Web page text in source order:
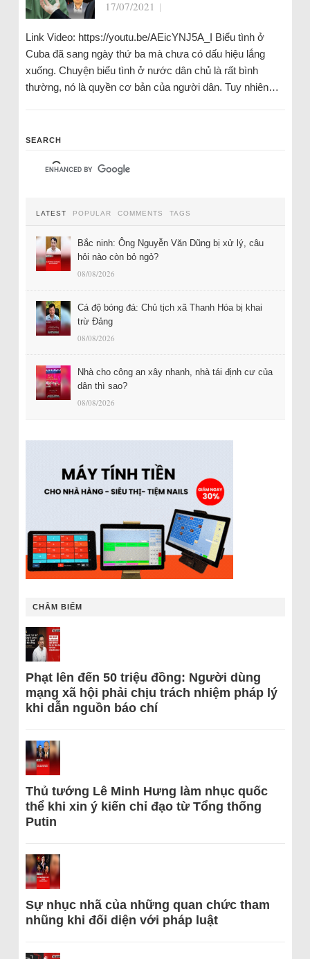
17/07/2021 |
Link Video: https://youtu.be/AEicYNJ5A_I Biểu tình ở
Cuba đã sang ngày thứ ba mà chưa có dấu hiệu lắng
xuống. Chuyện biểu tình ở nước dân chủ là rất bình
thường, nó là quyền cơ bản của người dân. Tuy nhiên…
SEARCH
LATEST POPULAR COMMENTS TAGS
Bắc ninh: Ông Nguyễn Văn Dũng bị xử lý, câu
hỏi nào còn bỏ ngỏ?
08/08/2026
Cá độ bóng đá: Chủ tịch xã Thanh Hóa bị khai
trừ Đảng
08/08/2026
Nhà cho công an xây nhanh, nhà tái định cư của
dân thì sao?
08/08/2026
CHÂM BIẾM
Phạt lên đến 50 triệu đồng: Người dùng
mạng xã hội phải chịu trách nhiệm pháp lý
khi dẫn nguồn báo chí
Thủ tướng Lê Minh Hưng làm nhục quốc
thể khi xin ý kiến chỉ đạo từ Tổng thống
Putin
Sự nhục nhã của những quan chức tham
nhũng khi đối diện với pháp luật